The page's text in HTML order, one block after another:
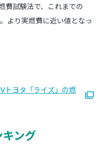
費試験法で、これまでの
より実燃費に近い値となっ
トヨタ「ライズ」の燃